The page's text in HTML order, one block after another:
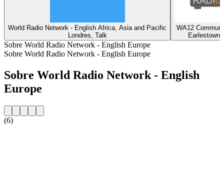
World Radio Network - English Africa, Asia and Pacific
Londres, Talk
WA12
Earlestown,
Sobre World Radio Network - English Europe
Sobre World Radio Network - English Europe
Sobre World Radio Network - English
Europe
(6)